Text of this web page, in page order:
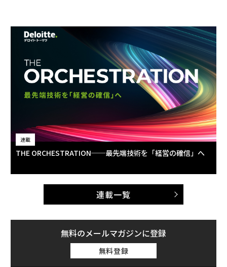
連載
THE ORCHESTRATION──最先端技術を「経営の確信」へ
連載一覧
無料のメールマガジンに登録
無料登録